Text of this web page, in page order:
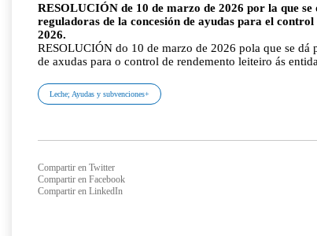
RESOLUCIÓN de 10 de marzo de 2026 por la que se
reguladoras de la concesión de ayudas para el
2026.
RESOLUCIÓN do 10 de marzo de 2026 pola que se dá
de axudas para o control de rendemento leiteiro ás
Leche; Ayudas y subvenciones+
Compartir en Twitter
Compartir en Facebook
Compartir en LinkedIn